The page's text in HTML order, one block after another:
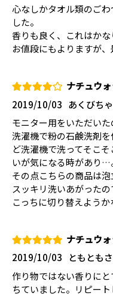
心なしかタオル類のご
した。
香りも良く、これはかな
お値段にもよりますが、
ナチュウ
あくびち
2019/10/03
モニター用をいただい
洗濯機で粉の石鹸洗剤
ど洗濯機で洗ってそこ
いが気になる時があり…
その点こちらの商品は
スッキリ洗いあがったの
こっちに切り替えよう
ナチュウ
ともとも
2019/10/03
作り物ではない香りに
ちていました。リピート